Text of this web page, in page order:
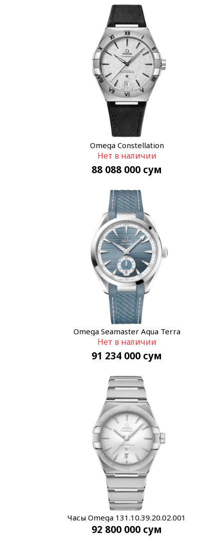
Omega Constellation
131.12.41.21.06.001
Нет в наличии
88 088 000 сум
Omega Seamaster Aqua Terra
220.12.41.21.03.005
Нет в наличии
91 234 000 сум
Часы Omega 131.10.39.20.02.001
92 800 000 сум